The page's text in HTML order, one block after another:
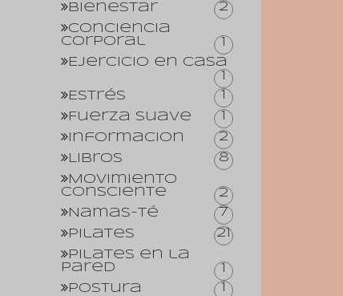
Bienestar
2
Conciencia
corporal
1
Ejercicio en casa
1
Estrés
1
Fuerza suave
1
Informacion
2
Libros
8
Movimiento
consciente
2
Namas-té
7
Pilates
21
Pilates en la
pared
1
Postura
1